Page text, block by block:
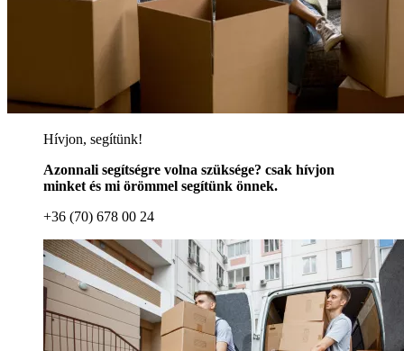
Hívjon, segítünk!
Azonnali segítségre volna szüksége? csak hívjon
minket és mi örömmel segítünk önnek.
+36 (70) 678 00 24